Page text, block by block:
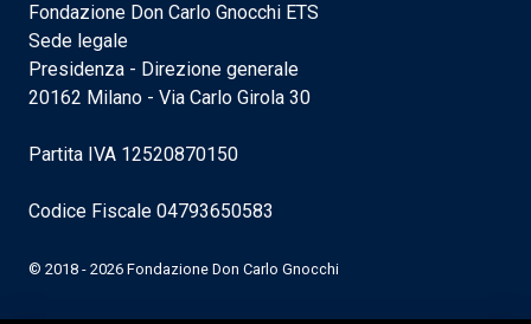
Fondazione Don Carlo Gnocchi ETS
Sede legale
Presidenza - Direzione generale
20162 Milano - Via Carlo Girola 30
Partita IVA 12520870150
Codice Fiscale 04793650583
© 2018 - 2026 Fondazione Don Carlo Gnocchi